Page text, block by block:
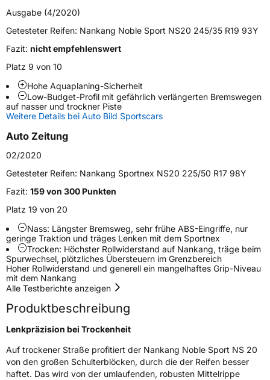
FahrzeugtypPKW
VerwendungSommerreifen
ModellnameNoble Sport NS 20
Fahrzeugart
PKW & SUV
Weitere Eigenschaften
SchlauchtypTL
ZustandNeureifen
EU Label
EffizienzD
NasshaftungC
Rollgeräusch (Klasse)
Rollgeräusch (dB)72
FahrzeugklasseC1
Ausgabe (4/2020)
Getesteter Reifen: Nankang Noble Sport NS20 245/35 R19 93Y
Fazit: nicht empfehlenswert
Platz 9 von 10
Hohe Aquaplaning-Sicherheit
Low-Budget-Profil mit gefährlich verlängerten Bremswegen
auf nasser und trockner Piste
Weitere Details bei Auto Bild Sportscars
Auto Zeitung
02/2020
Getesteter Reifen: Nankang Sportnex NS20 225/50 R17 98Y
Fazit: 159 von 300 Punkten
Platz 19 von 20
Nass: Längster Bremsweg, sehr frühe ABS-Eingriffe, nur
geringe Traktion und träges Lenken mit dem Sportnex
Trocken: Höchster Rollwiderstand auf Nankang, träge beim
Spurwechsel, plötzliches Übersteuern im Grenzbereich
Hoher Rollwiderstand und generell ein mangelhaftes Grip-Niveau
mit dem Nankang
Alle Testberichte anzeigen
Produktbeschreibung
Lenkpräzision bei Trockenheit
Auf trockener Straße profitiert der Nankang Noble Sport NS 20
von den großen Schulterblöcken, durch die der Reifen besser
haftet. Das wird von der umlaufenden, robusten Mittelrippe